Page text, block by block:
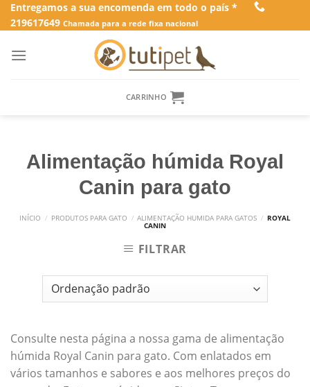
SkipEntregamos a sua encomenda em todo o país *
219617649 Chamada para a rede fixa nacional
CARRINHO
Alimentação húmida Royal
Canin para gato
INÍCIO / PRODUTOS PARA GATO / ALIMENTAÇÃO HUMIDA PARA GATOS / ROYAL
CANIN
FILTRAR
Consulte nesta página a nossa gama de alimentação
húmida Royal Canin para gato. Com enlatados em
vários tamanhos e sabores e aos melhores preços do